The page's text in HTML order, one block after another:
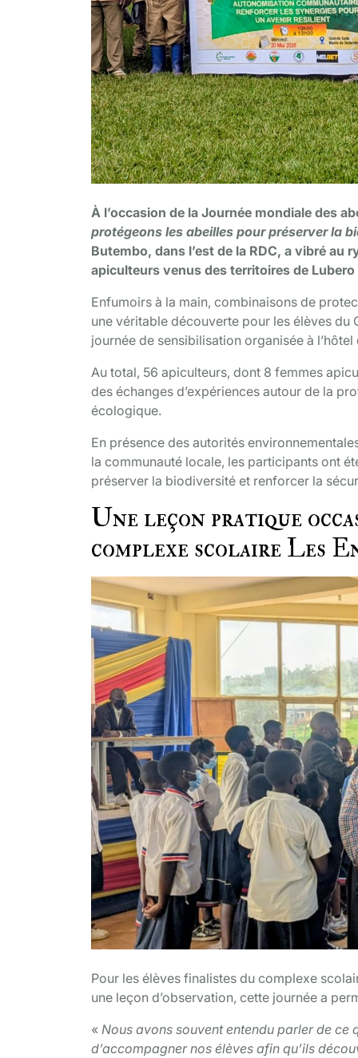
À l’occasion de la Journée mondiale des
protégeons les abeilles pour préserver la
Butembo, dans l’est de la RDC, a vibré
apiculteurs venus des territoires de
Enfumoirs à la main, combinaisons de
une véritable découverte pour les élèves
journée de sensibilisation organisée à
Au total, 56 apiculteurs, dont 8 femmes
des échanges d’expériences autour de la
écologique.
En présence des autorités
la communauté locale, les participants ont
préserver la biodiversité et renforcer la
Une leçon pratique
complexe scolaire Les
Pour les élèves finalistes du complexe
une leçon d’observation, cette journée a
« Nous avons souvent entendu parler de ce
d’accompagner nos élèves afin qu’ils